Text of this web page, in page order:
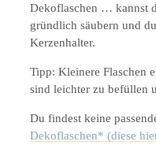
Dekoflaschen … kannst
gründlich säubern und
Kerzenhalter.
Tipp: Kleinere Flaschen
sind leichter zu befüllen
Du findest keine
Dekoflaschen* (diese